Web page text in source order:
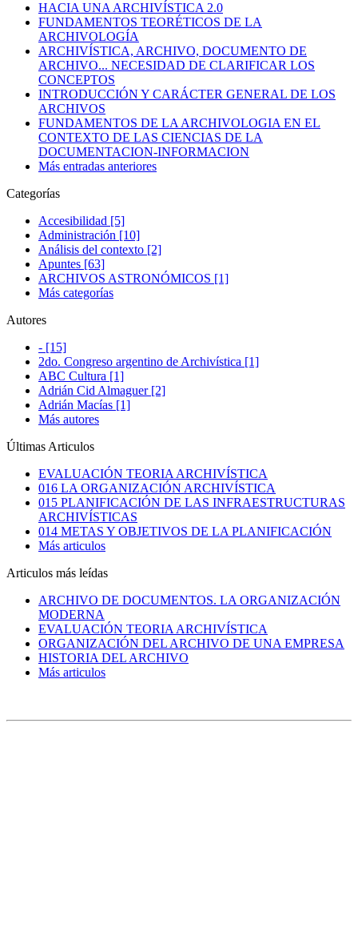
HACIA UNA ARCHIVÍSTICA 2.0
FUNDAMENTOS TEORÉTICOS DE LA
ARCHIVOLOGÍA
ARCHIVÍSTICA, ARCHIVO, DOCUMENTO DE
ARCHIVO... NECESIDAD DE CLARIFICAR LOS
CONCEPTOS
INTRODUCCIÓN Y CARÁCTER GENERAL DE LOS
ARCHIVOS
FUNDAMENTOS DE LA ARCHIVOLOGIA EN EL
CONTEXTO DE LAS CIENCIAS DE LA
DOCUMENTACION-INFORMACION
Más entradas anteriores
Categorías
Accesibilidad [5]
Administración [10]
Análisis del contexto [2]
Apuntes [63]
ARCHIVOS ASTRONÓMICOS [1]
Más categorías
Autores
- [15]
2do. Congreso argentino de Archivística [1]
ABC Cultura [1]
Adrián Cid Almaguer [2]
Adrián Macías [1]
Más autores
Últimas Articulos
EVALUACIÓN TEORIA ARCHIVÍSTICA
016 LA ORGANIZACIÓN ARCHIVÍSTICA
015 PLANIFICACIÓN DE LAS INFRAESTRUCTURAS
ARCHIVÍSTICAS
014 METAS Y OBJETIVOS DE LA PLANIFICACIÓN
Más articulos
Articulos más leídas
ARCHIVO DE DOCUMENTOS. LA ORGANIZACIÓN
MODERNA
EVALUACIÓN TEORIA ARCHIVÍSTICA
ORGANIZACIÓN DEL ARCHIVO DE UNA EMPRESA
HISTORIA DEL ARCHIVO
Más articulos